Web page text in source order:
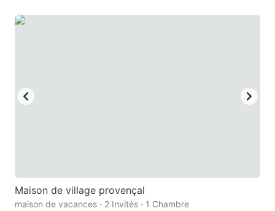
Maison de village provençal
maison de vacances · 2 Invités · 1 Chambre